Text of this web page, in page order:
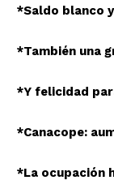
*Saldo blanco
*También una
*Y felicidad
*Canacope:
*La ocupación